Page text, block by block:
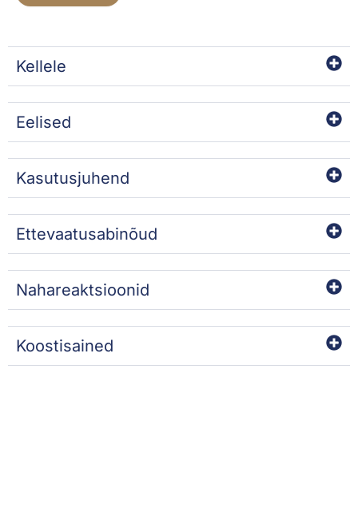
Kellele
Eelised
Kasutusjuhend
Ettevaatusabinõud
Nahareaktsioonid
Koostisained